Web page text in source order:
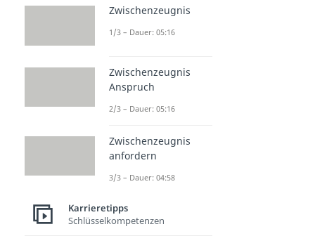
Zwischenzeugnis
1/3 – Dauer: 05:16
Zwischenzeugnis
Anspruch
2/3 – Dauer: 05:16
Zwischenzeugnis
anfordern
3/3 – Dauer: 04:58
Karrieretipps
Schlüsselkompetenzen